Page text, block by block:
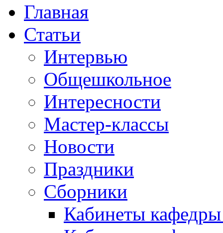
Главная
Статьи
Интервью
Общешкольное
Интересности
Мастер-классы
Новости
Праздники
Сборники
Кабинеты